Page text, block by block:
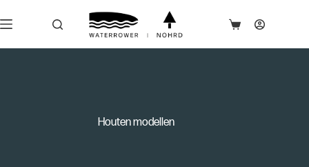
Houten modellen